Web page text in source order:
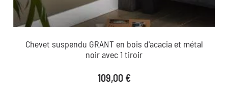
Chevet suspendu GRANT en bois d'acacia et métal
noir avec 1 tiroir
Prix
109,00 €